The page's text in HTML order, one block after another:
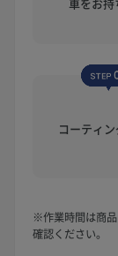
コーティ
※作業時間は商
確認ください。